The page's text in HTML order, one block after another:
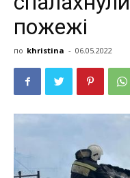
пoжeжі
по khristina - 06.05.2022